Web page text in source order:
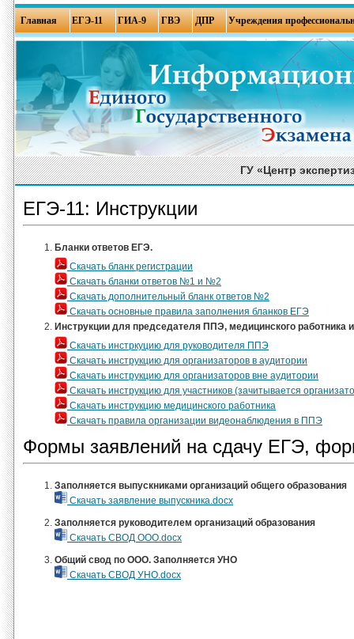
Главная ЕГЭ-11 ГИА-9 ГВЭ ДПР Учреждения
ГУ «Центр
ЕГЭ-11: Инструкции
Бланки ответов ЕГЭ.
Скачать бланк регистрации
Скачать бланки ответов №1 и №2
Скачать дополнительный бланк ответов №2
Скачать основные правила заполнения бланков ЕГЭ
Инструкции для председателя ППЭ, медицинского работника
Скачать инстркуцию для руководителя ППЭ
Скачать инструкцию для организаторов в аудитории
Скачать инструкцию для организаторов вне аудитории
Скачать инструкцию для участников (зачитывается
Скачать инструкцию медицинского работника
Скачать правила организации видеонаблюдения в ППЭ
Формы заявлений на сдачу ЕГЭ,
Заполняется выпускниками организаций общего образования
Скачать заявление выпускника.docx
Заполняется руководителем организаций образования
Скачать СВОД ООО.docx
Общий свод по ООО. Заполняется УНО
Скачать СВОД УНО.docx